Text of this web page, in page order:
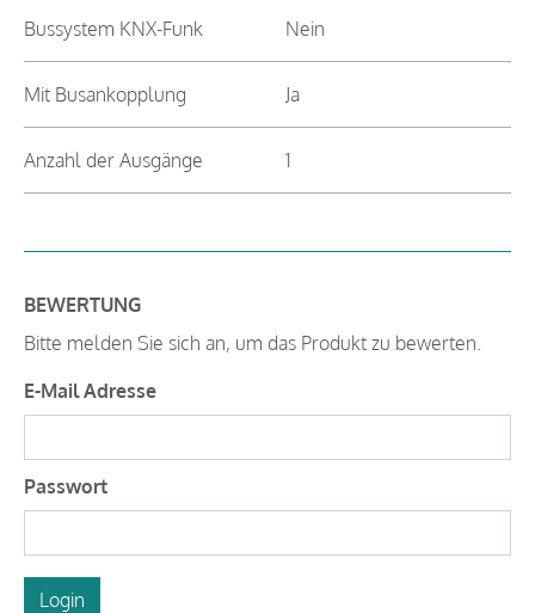
Bussystem KNX-Funk Nein
Mit Busankopplung Ja
Anzahl der Ausgänge 1
BEWERTUNG
Bitte melden Sie sich an, um das Produkt zu bewerten.
E-Mail Adresse
Passwort
Login